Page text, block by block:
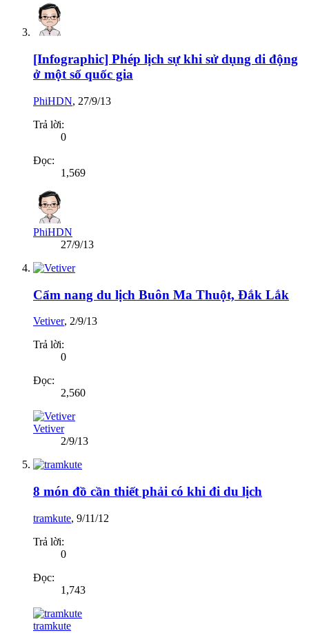
[Infographic] Phép lịch sự khi sử dụng di động
ở một số quốc gia
PhiHDN, 27/9/13
Trả lời:
0
Đọc:
1,569
PhiHDN
27/9/13
Cẩm nang du lịch Buôn Ma Thuột, Đắk Lắk
Vetiver, 2/9/13
Trả lời:
0
Đọc:
2,560
Vetiver
2/9/13
8 món đồ cần thiết phải có khi đi du lịch
tramkute, 9/11/12
Trả lời:
0
Đọc:
1,743
tramkute